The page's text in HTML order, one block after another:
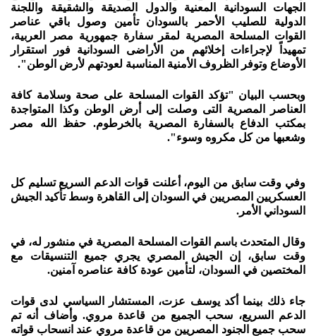
الجهات السودانية المعنية والدول الصديقة والشقيقة واللجنة
الدولية للصليب الأحمر بالسودان تأمين وصول باقي عناصر
القوات المسلحة المصرية لمقر سفارة جمهورية مصر العربية،
تمهيداً لإجراءات إخلائهم من الأراضى السودانية فور استقرار
الأوضاع وتوفر الظروف الأمنية المناسبة لعودتهم لأرض الوطن".
وبحسب البيان "تؤكد القوات المسلحة على صحة وسلامة كافة
العناصر المصرية التى وصلت إلى أرض الوطن وكذا المتواجدة
بمكتب الدفاع بالسفارة المصرية بالخرطوم. حفظ الله مصر
وشعبها من كل مكروه وسوء".
وفي وقت سابق من اليوم، أعلنت قوات الدعم السريع تسليم كل
العسكريين المصريين في السودان إلى القاهرة وسط تأكيد الجيش
السوداني الأمر.
وقال المتحدث باسم القوات المسلحة المصرية في منشور له، في
وقت سابق، إن الجيش المصري يجري جميع التنسيقات مع
المختصين في السودان، لتأمين عودة كافة عناصره آمنين.
جاء ذلك بينما أكد يوسف عزت، المستشار السياسي لدى قوات
الدعم السريع، سحب الجميع من قاعدة مروي. وأضاف أنه تم
سحب جميع الجنود المصريين من قاعدة مروي عند انسحاب قواته